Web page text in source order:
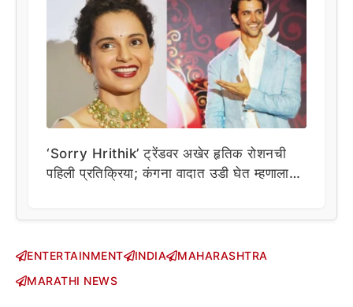
‘Sorry Hrithik’ ट्रेंडवर अखेर हृतिक रोशनची
पहिली प्रतिक्रिया; कंगना वादात उडी घेत म्हणाला…
ENTERTAINMENT INDIA
MAHARASHTRA
MARATHI NEWS